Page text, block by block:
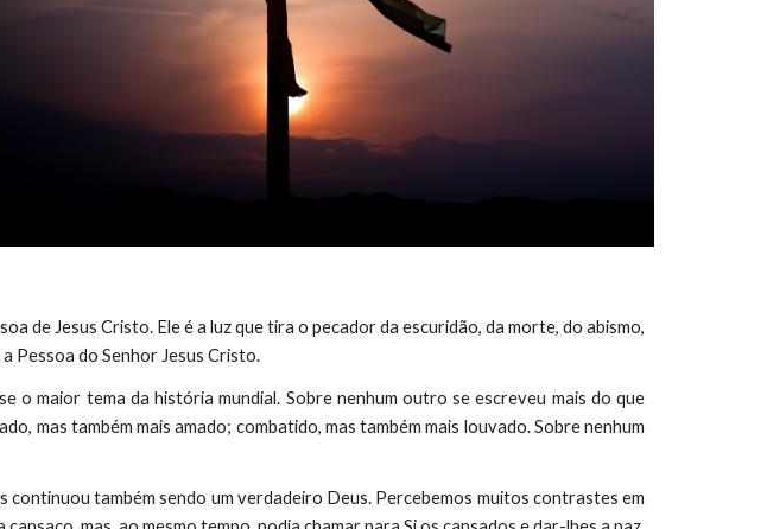
de Jesus Cristo. Ele é a luz que tira o pecador da escuridão, da morte, do abismo,
Pessoa do Senhor Jesus Cristo.
o maior tema da história mundial. Sobre nenhum outro se escreveu mais do que
mas também mais amado; combatido, mas também mais louvado. Sobre nenhum
continuou também sendo um verdadeiro Deus. Percebemos muitos contrastes em